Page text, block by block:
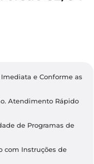
e Conforme as
Atendimento Rápido
de Programas de
com Instruções de